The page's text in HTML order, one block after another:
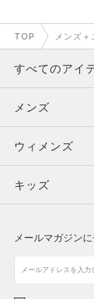
TOP メンズ＋
すべてのアイ
メンズ
ウィメンズ
キッズ
アクセサリー
メンズ
トップス
ボトムス
アクセサリー
ウィメンズ
トップス
シューズ
キッズ
メールマガジン